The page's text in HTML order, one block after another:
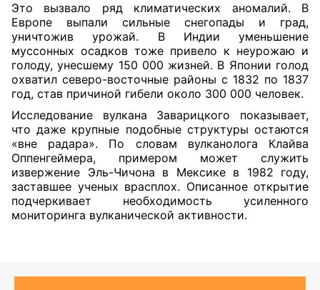
Это вызвало ряд климатических аномалий. В
Европе выпали сильные снегопады и град,
уничтожив урожай. В Индии уменьшение
муссонных осадков тоже привело к неурожаю и
голоду, унесшему 150 000 жизней. В Японии голод
охватил северо-восточные районы с 1832 по 1837
год, став причиной гибели около 300 000 человек.
Исследование вулкана Заварицкого показывает,
что даже крупные подобные структуры остаются
«вне радара». По словам вулканолога Клайва
Оппенгеймера, примером может служить
извержение Эль-Чичона в Мексике в 1982 году,
заставшее ученых врасплох. Описанное открытие
подчеркивает необходимость усиленного
мониторинга вулканической активности.